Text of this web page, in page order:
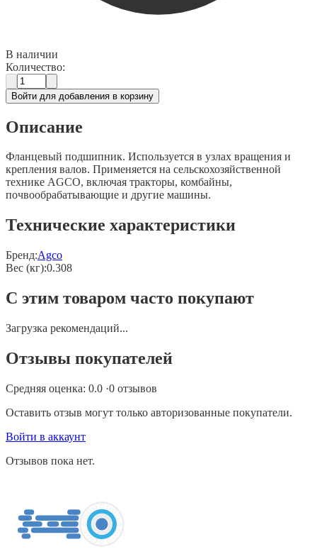
В наличии
Количество:
Войти для добавления в корзину
Описание
Фланцевый подшипник. Используется в узлах вращения и
крепления валов. Применяется на сельскохозяйственной
технике AGCO, включая тракторы, комбайны,
почвообрабатывающие и другие машины.
Технические характеристики
Бренд:Agco
Вес (кг):0.308
С этим товаром часто покупают
Загрузка рекомендаций...
Отзывы покупателей
Средняя оценка: 0.0 ·0 отзывов
Оставить отзыв могут только авторизованные покупатели.
Войти в аккаунт
Отзывов пока нет.